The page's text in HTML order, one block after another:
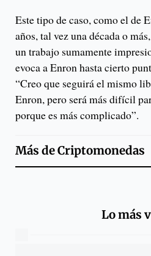
Este tipo de caso, como el de
años, tal vez una década o
un trabajo sumamente
evoca a Enron hasta cierto
“Creo que seguirá el mismo
Enron, pero será más difícil
porque es más complicado”.
Más deCriptomonedas
Lo más